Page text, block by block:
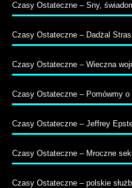
Czasy Ostateczne – Sny,
Czasy Ostateczne – Dadżal
Czasy Ostateczne – Wieczna
Czasy Ostateczne – Pomówmy
Czasy Ostateczne – Jeffrey
Czasy Ostateczne – Mroczne
Czasy Ostateczne – polskie